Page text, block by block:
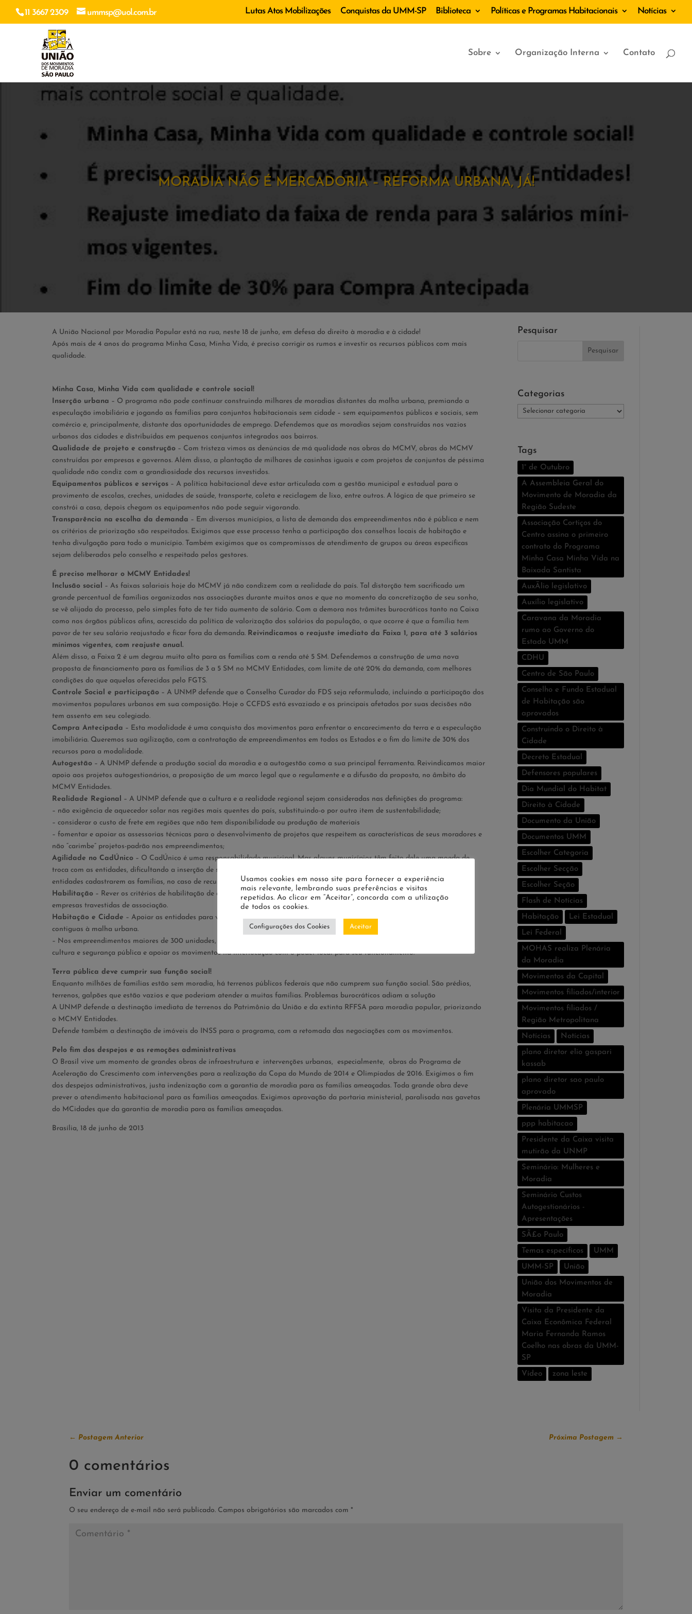
11 3667 2309 ummsp@uol.com.br Lutas Atos Mobilizações Conquistas da UMM-SP Biblioteca Políticas e Programas Habitacionais Notícias
Sobre Organização Interna Contato
MORADIA NÃO É MERCADORIA – REFORMA URBANA, JÁ!
A União Nacional por Moradia Popular está na rua, neste 18 de junho, em defesa do direito à moradia e à cidade!
Após mais de 4 anos do programa Minha Casa, Minha Vida, é preciso corrigir os rumos e investir os recursos públicos com mais
qualidade.
Minha Casa, Minha Vida com qualidade e controle social!
Inserção urbana – O programa não pode continuar construindo milhares de moradias distantes da malha urbana, premiando a
especulação imobiliária e jogando as famílias para conjuntos habitacionais sem cidade – sem equipamentos públicos e sociais, sem
comércio e, principalmente, distante das oportunidades de emprego. Defendemos que as moradias sejam construídas nos vazios
urbanos das cidades e distribuídas em pequenos conjuntos integrados aos bairros.
Qualidade de projeto e construção– Com tristeza vimos as denúncias de má qualidade nas obras do MCMV, obras do MCMV
construídas por empresas e governos. Além disso, a plantação de milhares de casinhas iguais e com projetos de conjuntos de péssima
qualidade não condiz com a grandiosidade dos recursos investidos.
Equipamentos públicos e serviços– A política habitacional deve estar articulada com a gestão municipal e estadual para o
provimento de escolas, creches, unidades de saúde, transporte, coleta e reciclagem de lixo, entre outros. A lógica de que primeiro se
constrói a casa, depois chegam os equipamentos não pode seguir vigorando.
Transparência na escolha da demanda – Em diversos municípios, a lista de demanda dos empreendimentos não é pública e nem
os critérios de priorização são respeitados. Exigimos que esse processo tenha a participação dos conselhos locais de habitação e
tenha divulgação para todo o município. Também exigimos que os compromissos de atendimento de grupos ou áreas específicas
sejam deliberados pelo conselho e respeitado pelos gestores.
É preciso melhorar o MCMV Entidades!
Inclusão social
– As faixas salariais hoje do MCMV já não condizem com a realidade do país. Tal distorção tem sacrificado um
grande percentual de famílias organizadas nas associações durante muitos anos e que no momento da concretização de seu sonho,
se vê alijada do processo, pelo simples fato de ter tido aumento de salário. Com a demora nos trâmites burocráticos tanto na Caixa
como nos órgãos públicos afins, acrescido da política de valorização dos salários da população, o que ocorre é que a família tem
pavor de ter seu salário reajustado e ficar fora da demanda. Reivindicamos o reajuste imediato da Faixa 1, para até 3 salários
mínimos vigentes, com reajuste anual.
Além disso, a Faixa 2 é um degrau muito alto para as famílias com a renda até 5 SM. Defendemos a construção de uma nova
proposta de financiamento para as famílias de 3 a 5 SM no MCMV Entidades, com limite de até 20% da demanda, com melhores
condições do que aquelas oferecidas pelo FGTS.
Controle Social e participação– A UNMP defende que o Conselho Curador do FDS seja reformulado, incluindo a participação dos
movimentos populares urbanos em sua composição. Hoje o CCFDS está esvaziado e os principais afetados por suas decisões não
tem assento em seu colegiado.
Compra Antecipada – Esta modalidade é uma conquista dos movimentos para enfrentar o encarecimento da terra e a especulação
imobiliária. Queremos sua agilização, com a contratação de empreendimentos em todos os Estados e o fim do limite de 30% dos
recursos para a modalidade.
Autogestão– A UNMP defende a produção social da moradia e a autogestão como a sua principal ferramenta. Reivindicamos maior
apoio aos projetos autogestionários, a proposição de um marco legal que o regulamente e a difusão da proposta, no âmbito do
MCMV Entidades.
Realidade Regional
– A UNMP defende que a cultura e a realidade regional sejam consideradas nas definições do programa:
– não exigência de aquecedor solar nas regiões mais quentes do país, substituindo-o por outro item de sustentabilidade;
– considerar o custo de frete em regiões que não tem disponibilidade ou produção de materiais
– fomentar e apoiar as assessorias técnicas para o desenvolvimento de projetos que respeitem as características de seus moradores e
não “carimbe” projetos-padrão nos empreendimentos;
Agilidade no CadÚnico– O CadÚnico é uma responsabilidade municipal. Mas alguns municípios têm feito dele uma moeda de
troca com as entidades, dificultando a inserção de seus associados. Reivindicamos a constituição de um canal alternativo para as
entidades cadastrarem as famílias, no caso de recusa da prefeitura.
Habilitação– Rever os critérios de habilitação de entidades no Programa, valorizando a organização popular e excluindo as
empresas travestidas de associação.
Habitação e Cidade – Apoiar as entidades para viabilizar terrenos para empreendimentos localizados em áreas centrais e
contiguas à malha urbana.
– Nos empreendimentos maiores de 300 unidades, alocar recursos para a construção de equipamentos de educação, saúde, lazer,
cultura e segurança pública e apoiar os movimentos na interlocução com o poder local para seu funcionamento.
Terra pública deve cumprir sua função social!
Enquanto milhões de famílias estão sem moradia, há terrenos públicos federais que não cumprem sua função social. São prédios,
terrenos, galpões que estão vazios e que poderiam atender a muitas famílias. Problemas burocráticos adiam a solução
A UNMP defende a destinação imediata de terrenos do Patrimônio da União e da extinta RFFSA para moradia popular, priorizando
o MCMV Entidades.
Defende também a destinação de imóveis do INSS para o programa, com a retomada das negociações com os movimentos.
Pelo fim dos despejos e as remoções administrativas
O Brasil vive um momento de grandes obras de infraestrutura e intervenções urbanas, especialmente, obras do Programa de
Aceleração do Crescimento com intervenções para a realização da Copa do Mundo de 2014 e Olimpíadas de 2016. Exigimos o fim
dos despejos administrativos, justa indenização com a garantia de moradia para as famílias ameaçadas. Toda grande obra deve
prever o atendimento habitacional para as famílias ameaçadas. Exigimos aprovação da portaria ministerial, paralisada nas gavetas
do MCidades que da garantia de moradia para as famílias ameaçadas.
Brasília, 18 de junho de 2013
Pesquisar
Categorias
Categorias
Tags
1° de Outubro
A Assembleia Geral do
Movimento de Moradia da
Região Sudeste
Associação Cortiços do
Centro assina o primeiro
contrato do Programa
Minha Casa Minha Vida na
Baixada Santista
AuxÃ­lio legislativo
Auxí­lio legislativo
Caravana da Moradia
rumo ao Governo do
Estado UMM
CDHU
Centro de São Paulo
Conselho e Fundo Estadual
de Habitação são
aprovados
Construindo o Direito à
Cidade
Decreto Estadual
Defensores populares
Dia Mundial do Habitat
Direito à Cidade
Documento da União
Documentos UMM
Escolher Categoria
Escolher Secção
Escolher Seção
Flash de Notí­cias
Habitação Lei Estadual
Lei Federal
MOHAS realiza Plenária
da Moradia
Movimentos da Capital
Movimentos filiados/interior
Movimentos filiados /
Região Metropolitana
Notícias Notí­cias
plano diretor elio gaspari
kassab
plano diretor sao paulo
aprovado
Plenária UMMSP
ppp habitacao
Presidente da Caixa visita
mutirão da UNMP
Seminário: Mulheres e
Moradia
Seminário Custos
Autogestionários -
Apresentações
SÃ£o Paulo
Temas especí­ficos UMM
UMM-SP União
União dos Movimentos de
Moradia
Visita da Presidente da
Caixa Econômica Federal
Maria Fernanda Ramos
Coelho nas obras da UMM-
SP
Vídeo zona leste
← Postagem Anterior Próxima Postagem→
0 comentários
Enviar um comentário
O seu endereço de e-mail não será publicado. Campos obrigatórios são marcados com*
Usamos cookies em nosso site para fornecer a experiência
mais relevante, lembrando suas preferências e visitas
repetidas. Ao clicar em “Aceitar”, concorda com a utilização
de todos os cookies.
Configurações dos Cookies Aceitar